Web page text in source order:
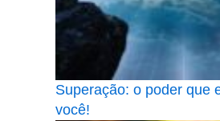
Superação: o poder que
você!